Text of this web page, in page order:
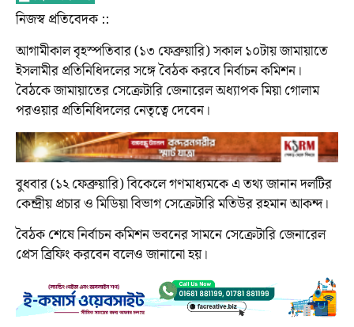
নিজস্ব প্রতিবেদক ::
আগামীকাল বৃহস্পতিবার (১৩ ফেব্রুয়ারি) সকাল ১০টায় জামায়াতে
ইসলামীর প্রতিনিধিদলের সঙ্গে বৈঠক করবে নির্বাচন কমিশন।
বৈঠকে জামায়াতের সেক্রেটারি জেনারেল অধ্যাপক মিয়া গোলাম
পরওয়ার প্রতিনিধিদলের নেতৃত্বে দেবেন।
বুধবার (১২ ফেব্রুয়ারি) বিকেলে গণমাধ্যমকে এ তথ্য জানান দলটির
কেন্দ্রীয় প্রচার ও মিডিয়া বিভাগ সেক্রেটারি মতিউর রহমান আকন্দ।
বৈঠক শেষে নির্বাচন কমিশন ভবনের সামনে সেক্রেটারি জেনারেল
প্রেস ব্রিফিং করবেন বলেও জানানো হয়।